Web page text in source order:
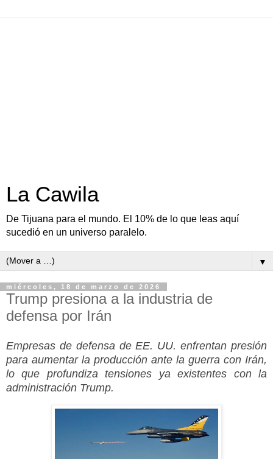
La Cawila
De Tijuana para el mundo. El 10% de lo que leas aquí
sucedió en un universo paralelo.
▼
miércoles, 18 de marzo de 2026
Trump presiona a la industria de
defensa por Irán
Empresas de defensa de EE. UU. enfrentan presión
para aumentar la producción ante la guerra con Irán,
lo que profundiza tensiones ya existentes con la
administración Trump.